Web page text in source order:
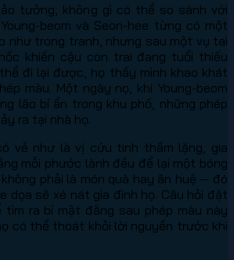
tưởng, không gì có thể so sánh với
beom và Seon-hee từng có một
như trong tranh, nhưng sau một vụ tai
khiến cậu con trai đang tuổi thiếu
đi lại được, họ thấy mình khao khát
màu. Một ngày nọ, khi Young-beom
lão bí ẩn trong khu phố, những phép
ra tại nhà họ.
vẻ như là vị cứu tinh thầm lặng, gia
mỗi phước lành đều để lại một bóng
phải là món quà hay ân huệ — đó
dọa sẽ xé nát gia đình họ. Câu hỏi đặt
ra bí mật đằng sau phép màu này
có thể thoát khỏi lời nguyền trước khi